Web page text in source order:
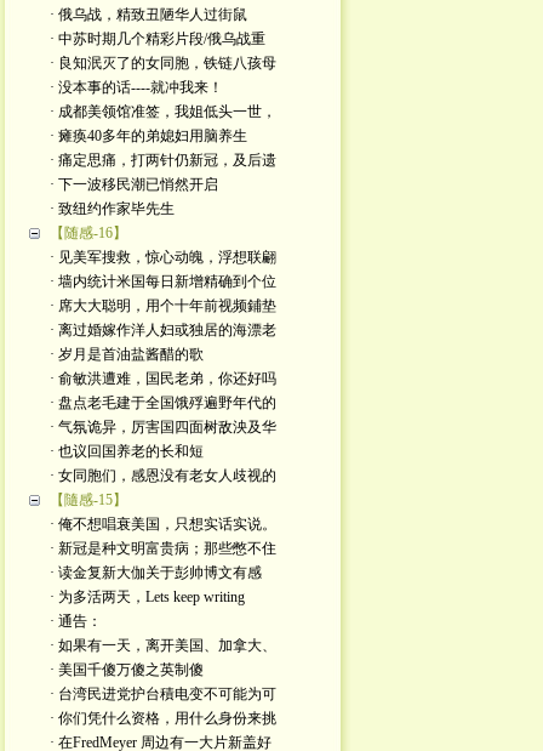
· 俄乌战，精致丑陋华人过街鼠
· 中苏时期几个精彩片段/俄乌战重
· 良知泯灭了的女同胞，铁链八孩母
· 没本事的话----就冲我来！
· 成都美领馆准签，我姐低头一世，
· 瘫痪40多年的弟媳妇用脑养生
· 痛定思痛，打两针仍新冠，及后遗
· 下一波移民潮已悄然开启
· 致纽约作家毕先生
【随感-16】
· 见美军搜救，惊心动魄，浮想联翩
· 墙内统计米国每日新增精确到个位
· 席大大聪明，用个十年前视频鋪垫
· 离过婚嫁作洋人妇或独居的海漂老
· 岁月是首油盐酱醋的歌
· 俞敏洪遭难，国民老弟，你还好吗
· 盘点老毛建于全国饿殍遍野年代的
· 气氛诡异，厉害国四面树敌泱及华
· 也议回国养老的长和短
· 女同胞们，感恩没有老女人歧视的
【隨感-15】
· 俺不想唱衰美国，只想实话实说。
· 新冠是种文明富贵病；那些憋不住
· 读金复新大伽关于彭帅博文有感
· 为多活两天，Lets keep writing
· 通告：
· 如果有一天，离开美国、加拿大、
· 美国千傻万傻之英制傻
· 台湾民进党护台積电变不可能为可
· 你们凭什么资格，用什么身份来挑
· 在FredMeyer 周边有一大片新盖好